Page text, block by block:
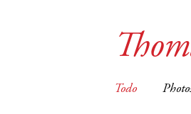
Todo